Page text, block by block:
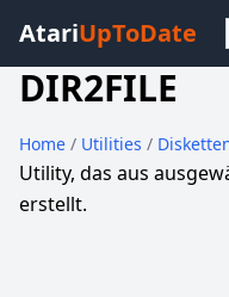
AtariUpToDate
DIR2FILE
Home / Utilities /
Utility, das aus
erstellt.